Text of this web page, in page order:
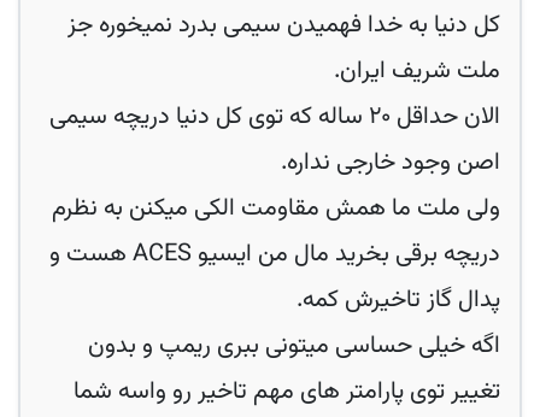
کل دنیا به خدا فهمیدن سیمی بدرد نمیخوره جز
ملت شریف ایران.
الان حداقل ۲۰ ساله که توی کل دنیا دریچه سیمی
اصن وجود خارجی نداره.
ولی ملت ما همش مقاومت الکی میکنن به نظرم
دریچه برقی بخرید مال من ایسیو ACES هست و
پدال گاز تاخیرش کمه.
اگه خیلی حساسی میتونی ببری ریمپ و بدون
تغییر توی پارامتر های مهم تاخیر رو واسه شما